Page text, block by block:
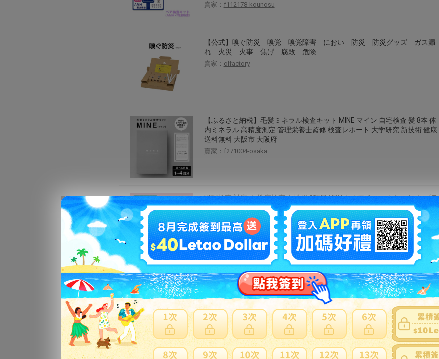
賣家： f112178-kounosu
【公式】嗅ぐ防災 嗅覚 嗅覚障害 におい 防災 防災グッズ ガス漏
れ 火災 火事 焦げ 腐敗 危険
賣家： olfactory
【ふるさと納税】毛髪ミネラル検査キット MINE マイン 自宅検査 髪 8本 体
内ミネラル 高精度測定 管理栄養士監修 検査レポート 大学研究 新技術 健康
送料無料 大阪市 大阪府
賣家： f271004-osaka
HPV検査 対応 ｜ 性病検査 女性用 1項目 HPV セルフチェックキット ｜ ブラ
イダルチェック 郵送性病検査キット 自宅で簡単 匿名検査 バレない ｜ 陽性
の場合、治療薬の郵送可【安心ほけん対象】 ｜ 高精度検査会
賣家：kouseido-kensakai
【マラソン限定★ポイント2倍＆2,000円クーポン】【お取り寄せ】ヘルス
ケアシステムズ 減塩検定 シオチェック+ 1キット メディカル
賣家：cocodecow
【高性能サージプロテクター搭載】【1年保証】 電源タップ コンセント 延
長コード 1m 壁掛け 電源コード コンセントガード ほこりシャッター コン